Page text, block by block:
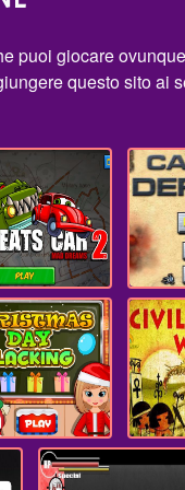
puoi giocare
questo sito ai